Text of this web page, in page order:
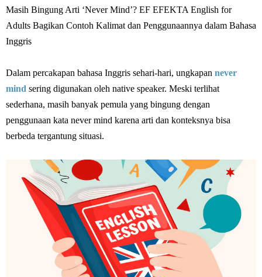
Masih Bingung Arti ‘Never Mind’? EF EFEKTA English for
Adults Bagikan Contoh Kalimat dan Penggunaannya dalam Bahasa
Inggris
Dalam percakapan bahasa Inggris sehari-hari, ungkapan never
mind sering digunakan oleh native speaker. Meski terlihat
sederhana, masih banyak pemula yang bingung dengan
penggunaan kata never mind karena arti dan konteksnya bisa
berbeda tergantung situasi.